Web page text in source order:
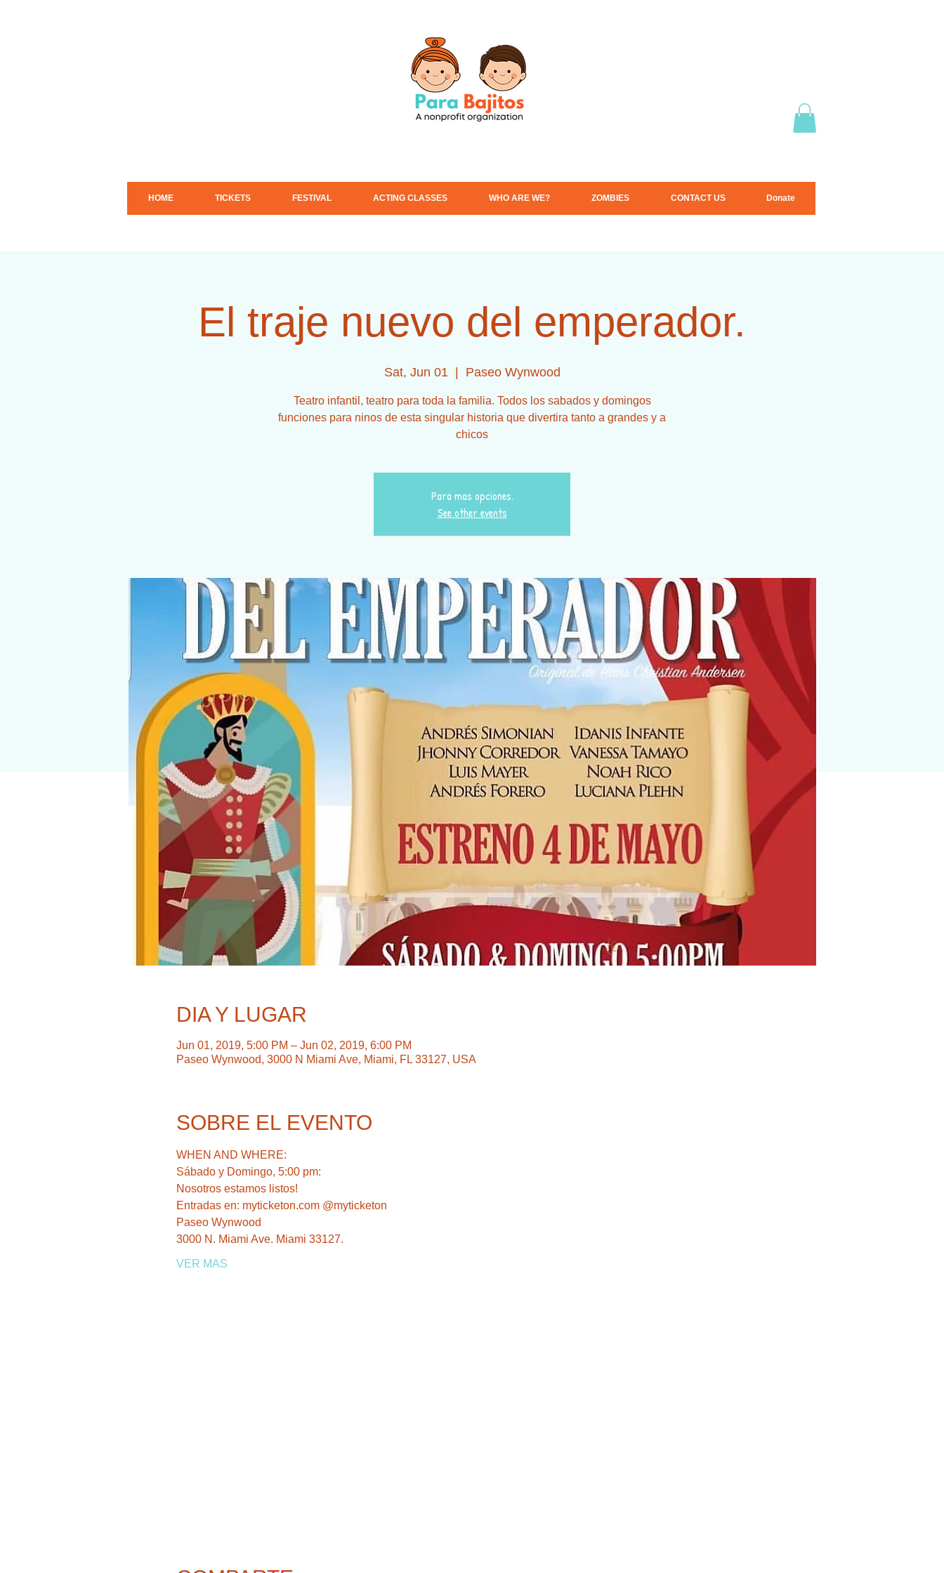
HOME TICKETS FESTIVAL ACTING CLASSES WHO ARE WE? ZOMBIES CONTACT US Donate
El traje nuevo del emperador.
Sat, Jun 01
  |
Paseo Wynwood
Teatro infantil, teatro para toda la familia. Todos los sabados y domingos
funciones para ninos de esta singular historia que divertira tanto a grandes y a
chicos
Para mas opciones.
See other events
DIA Y LUGAR
Jun 01, 2019, 5:00 PM – Jun 02, 2019, 6:00 PM
Paseo Wynwood, 3000 N Miami Ave, Miami, FL 33127, USA
SOBRE EL EVENTO
Sábado y Domingo, 5:00 pm:
Nosotros estamos listos!
Entradas en: myticketon.com @myticketon
VER MAS